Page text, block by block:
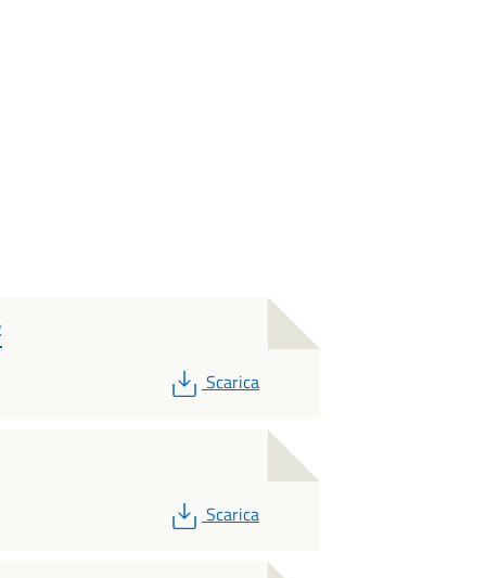
PDF
Scarica
PDF
Scarica